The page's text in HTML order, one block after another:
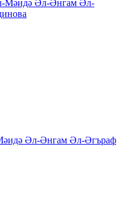
Әл-Әнгам Әл-Әгъраф